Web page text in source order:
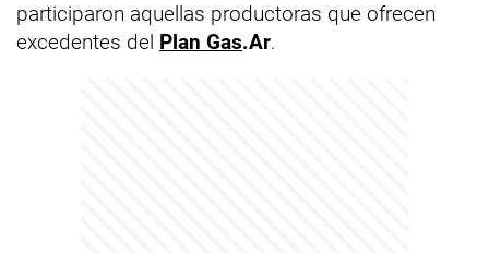
participaron aquellas productoras que ofrecen
excedentes del Plan Gas.Ar.